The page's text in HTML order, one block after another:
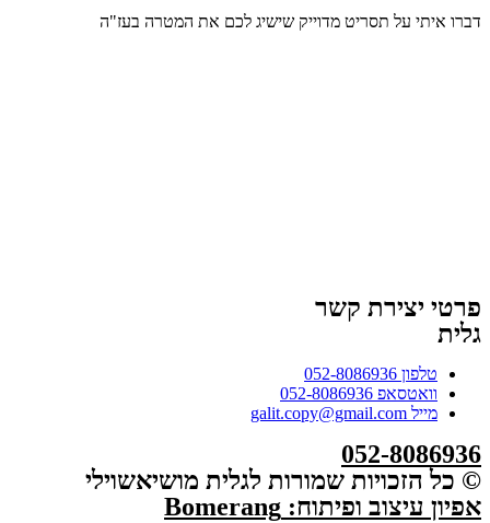
דברו איתי על תסריט מדוייק שישיג לכם את המטרה בעז"ה
פרטי יצירת קשר
גלית
טלפון 052-8086936
וואטסאפ 052-8086936
מייל galit.copy@gmail.com
052-8086936
© כל הזכויות שמורות לגלית מושיאשוילי
אפיון עיצוב ופיתוח: Bomerang